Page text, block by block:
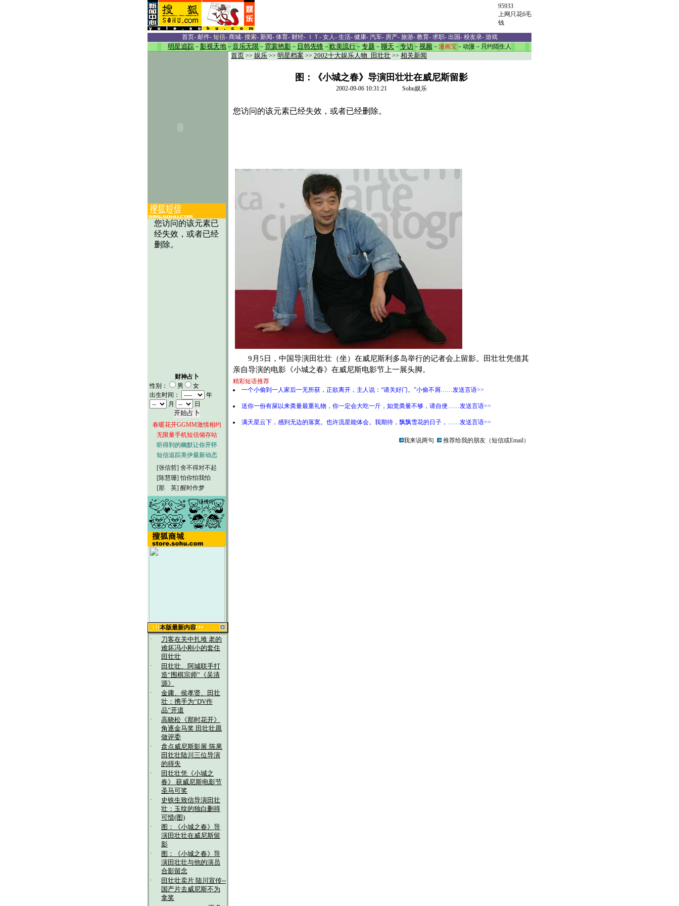
95933
上网只花6毛
钱
首页- 邮件- 短信- 商城- 搜索- 新闻- 体育- 财经- ＩＴ - 女人- 生活- 健康- 汽车- 房产- 旅游- 教育- 求职- 出国- 校友录- 游戏
明星追踪 － 影视天地 － 音乐无限 － 霓裳艳影 － 日韩先锋 － 欧美流行 － 专题 － 聊天 － 专访 － 视频 － 漫画宝 － 动漫 － 只约陌生人
财神占卜
性别：
男
女
出生时间：
年
月
日
春暖花开GGMM激情相约
无限量手机短信储存站
听得到的幽默让你开怀
短信追踪美伊最新动态
[张信哲] 舍不得对不起
[陈慧珊] 怕你怕我怕
[那 英] 醒时作梦
本版最新内容
·
刀客在关中扎堆 老的
难坏冯小刚小的套住
田壮壮
·
田壮壮、阿城联手打
造“围棋宗师”《吴清
源》
·
金庸、侯孝贤、田壮
壮：携手为“DV作
品”开道
·
高晓松《那时花开》
角逐金马奖 田壮壮愿
做评委
·
盘点威尼斯影展:陈果
田壮壮陆川三位导演
的得失
·
田壮壮凭《小城之
春》 获威尼斯电影节
圣马可奖
·
史铁生致信导演田壮
壮：玉纹的独白删得
可惜(图)
·
图：《小城之春》导
演田壮壮在威尼斯留
影
·
图：《小城之春》导
演田壮壮与他的演员
合影留念
·
田壮壮卖片 陆川宣传--
国产片去威尼斯不为
拿奖
首页 >> 娱乐 >> 明星档案 >> 2002十大娱乐人物_田壮壮 >> 相关新闻
图：《小城之春》导演田壮壮在威尼斯留影
2002-09-06 10:31:21 Sohu娱乐
9月5日，中国导演田壮壮（坐）在威尼斯利多岛举行的记者会上留影。田壮壮凭借其
亲自导演的电影《小城之春》在威尼斯电影节上一展头脚。
精彩短语推荐
一个小偷到一人家后一无所获，正欲离开，主人说：“请关好门。”小偷不屑……发送言语>>
送你一份有屎以来粪量最重礼物，你一定会大吃一斤，如觉粪量不够，请自便……发送言语>>
满天星云下，感到无边的落寞。也许流星能体会。我期待，飘飘雪花的日子，……发送言语>>
我来说两句 推荐给我的朋友（短信或Email）